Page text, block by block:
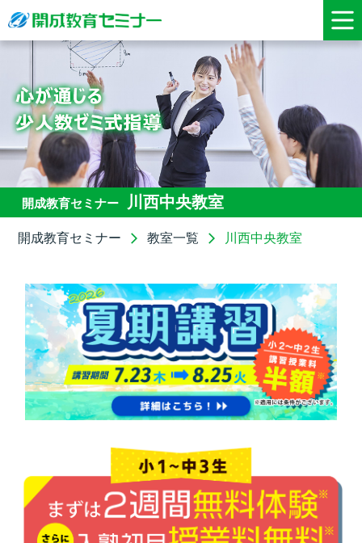
開成教育セミナー 川西中央教室
開成教育セミナー 教室一覧 川西中央教室